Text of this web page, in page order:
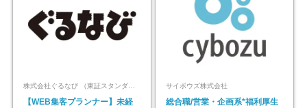
株式会社ぐるなび （東証スタンダード上場）
【WEB集客プランナー】未経
サイボウズ株式会社
総合職/営業・企画系*福利厚生